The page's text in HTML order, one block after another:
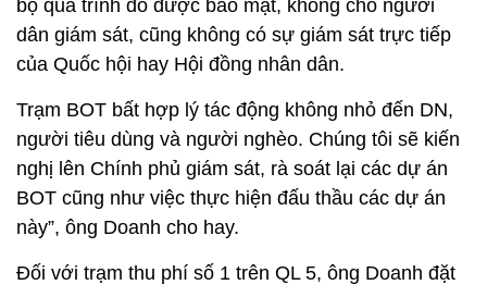
bộ quá trình đó được bảo mật, không cho người
dân giám sát, cũng không có sự giám sát trực tiếp
của Quốc hội hay Hội đồng nhân dân.
Trạm BOT bất hợp lý tác động không nhỏ đến DN,
người tiêu dùng và người nghèo. Chúng tôi sẽ kiến
nghị lên Chính phủ giám sát, rà soát lại các dự án
BOT cũng như việc thực hiện đấu thầu các dự án
này”, ông Doanh cho hay.
Đối với trạm thu phí số 1 trên QL 5, ông Doanh đặt